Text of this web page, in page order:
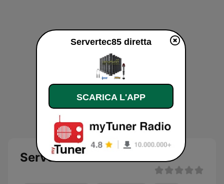
Servertec85 diretta
Servertec85 diretta
SCARICA L'APP